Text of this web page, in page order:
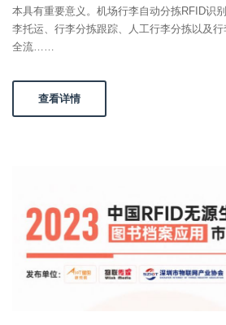
本具有重要意义。机场行李自动分拣RFID识
李托运、行李分拣跟踪、人工行李分拣以及
全流……
查看详情